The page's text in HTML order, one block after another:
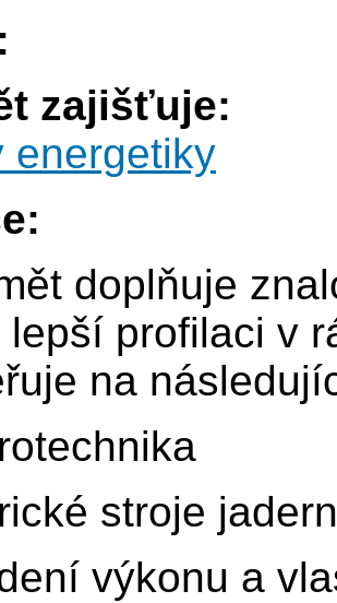
zajišťuje:
energetiky
doplňuje
lepší profilaci v
na
stroje
výkonu a